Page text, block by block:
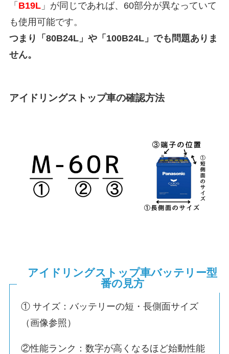
「 B19L」が同じであれば、60部分が異なっていて
も使用可能です。
つまり「80B24L」や「100B24L」でも問題ありま
せん。
アイドリングストップ車の確認方法
アイドリングストップ車バッテリー型
番の見方
① サイズ：バッテリーの短・長側面サイズ
（画像参照）
②性能ランク：数字が高くなるほど始動性能